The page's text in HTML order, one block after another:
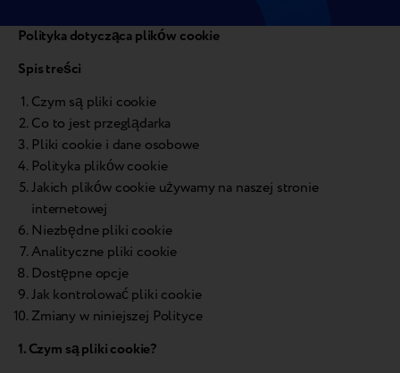
Polityka dotycząca plików cookie
Spis treści
Czym są pliki cookie
Co to jest przeglądarka
Pliki cookie i dane osobowe
Polityka plików cookie
Jakich plików cookie używamy na naszej stronie
internetowej
Niezbędne pliki cookie
Analityczne pliki cookie
Dostępne opcje
Jak kontrolować pliki cookie
Zmiany w niniejszej Polityce
1. Czym są pliki cookie?